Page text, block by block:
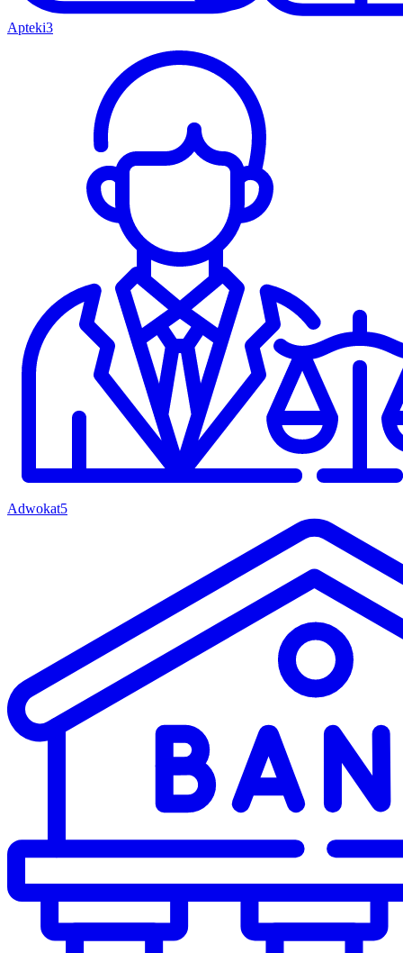
Apteki3
Adwokat5